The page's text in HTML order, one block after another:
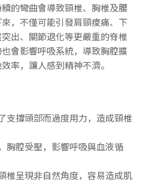
的彎曲會導致頸椎、胸椎及腰
，不僅可能引發肩頸痠痛、下
出、關節退化等更嚴重的脊椎
會影響呼吸系統，導致胸腔擴
率，讓人感到精神不濟。
支撐頭部而過度用力，造成頸椎
胸腔受壓，影響呼吸與血液循
椎呈現非自然角度，容易造成肌